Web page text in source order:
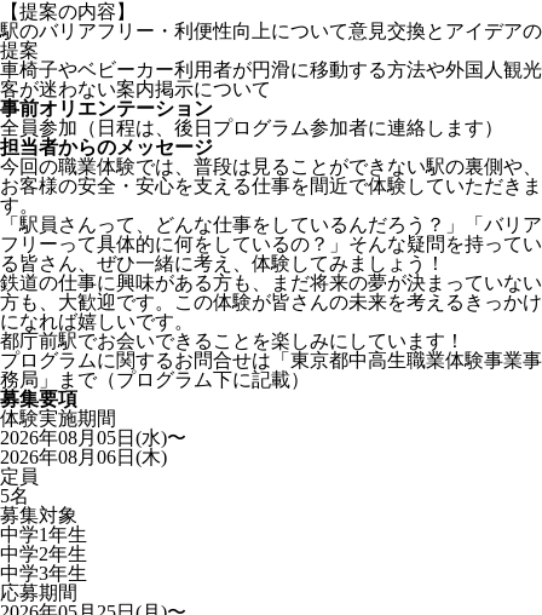
【提案の内容】
駅のバリアフリー・利便性向上について意見交換とアイデアの
提案
車椅子やベビーカー利用者が円滑に移動する方法や外国人観光
客が迷わない案内掲示について
事前オリエンテーション
全員参加（日程は、後日プログラム参加者に連絡します）
担当者からのメッセージ
今回の職業体験では、普段は見ることができない駅の裏側や、
お客様の安全・安心を支える仕事を間近で体験していただきま
す。
「駅員さんって、どんな仕事をしているんだろう？」「バリア
フリーって具体的に何をしているの？」そんな疑問を持ってい
る皆さん、ぜひ一緒に考え、体験してみましょう！
鉄道の仕事に興味がある方も、まだ将来の夢が決まっていない
方も、大歓迎です。この体験が皆さんの未来を考えるきっかけ
になれば嬉しいです。
都庁前駅でお会いできることを楽しみにしています！
プログラムに関するお問合せは「東京都中高生職業体験事業事
務局」まで（プログラム下に記載）
募集要項
体験実施期間
2026年08月05日(水)〜
2026年08月06日(木)
定員
5名
募集対象
中学1年生
中学2年生
中学3年生
応募期間